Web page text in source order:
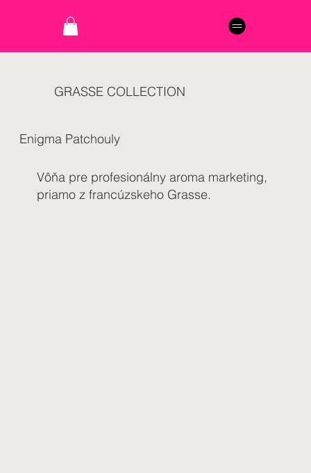
Vôňa pre profesionálny aroma marketing,
priamo z francúzskeho Grasse.
Enigma Patchouly
GRASSE COLLECTION